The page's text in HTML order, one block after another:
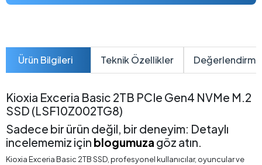
Ürün Bilgileri Teknik Özellikler
Kioxia Exceria Basic 2TB PCIe Gen4 NVMe M.2
SSD (LSF10Z002TG8)
Sadece bir ürün değil, bir deneyim: Detaylı
incelememiz için blogumuza göz atın.
Kioxia Exceria Basic 2TB SSD, profesyonel kullanıcılar, oyuncular ve